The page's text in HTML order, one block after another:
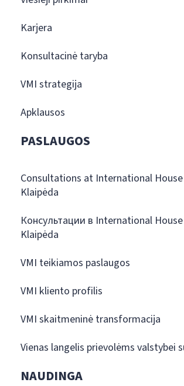
Karjera
Konsultacinė taryba
VMI strategija
Apklausos
PASLAUGOS
Consultations at International
Klaipėda
Консультации в International
Klaipėda
VMI teikiamos paslaugos
VMI kliento profilis
VMI skaitmeninė transformacija
Vienas langelis prievolėms valstybei
NAUDINGA